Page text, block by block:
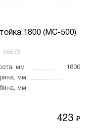
1800 (МС-500)
55572
мм
1800
мм
мм
423₽